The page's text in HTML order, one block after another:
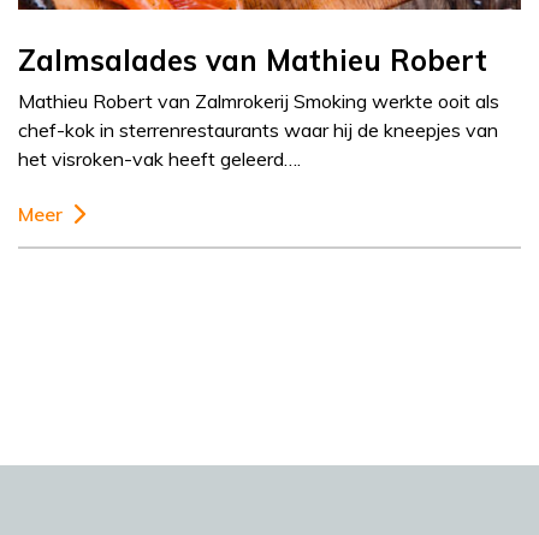
Zalmsalades van Mathieu Robert
Mathieu Robert van Zalmrokerij Smoking werkte ooit als
chef-kok in sterrenrestaurants waar hij de kneepjes van
het visroken-vak heeft geleerd….
Meer